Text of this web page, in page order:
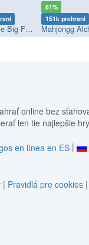
Goodgame Big Farm
81%
151k prehraní
Mahjongg
online bez
len tie najlepšie
en línea en ES |
| Pravidlá pre cookies|